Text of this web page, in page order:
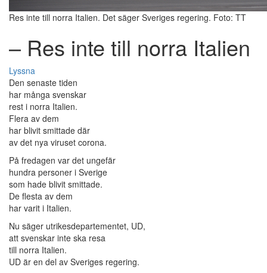
Res inte till norra Italien. Det säger Sveriges regering. Foto: TT
– Res inte till norra Italien
Lyssna
Den senaste tiden
har många svenskar
rest i norra Italien.
Flera av dem
har blivit smittade där
av det nya viruset corona.
På fredagen var det ungefär
hundra personer i Sverige
som hade blivit smittade.
De flesta av dem
har varit i Italien.
Nu säger utrikesdepartementet, UD,
att svenskar inte ska resa
till norra Italien.
UD är en del av Sveriges regering.